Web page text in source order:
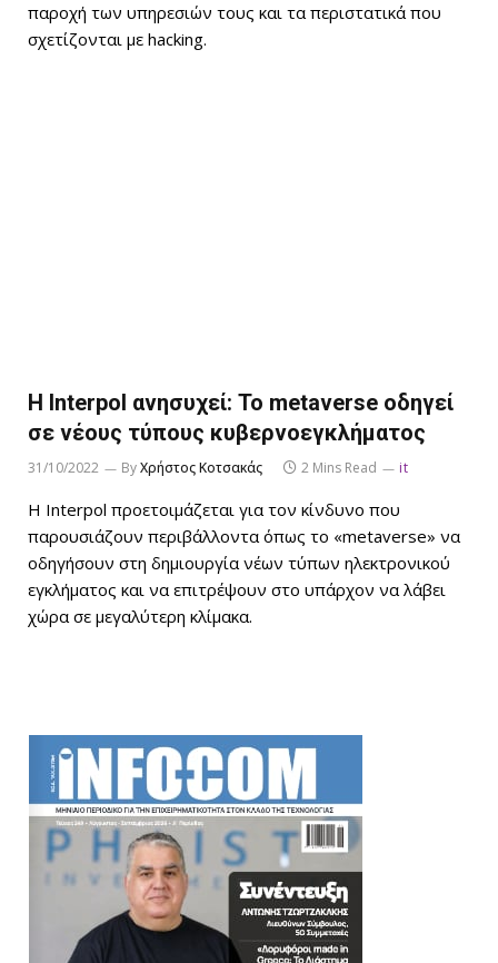
παροχή των υπηρεσιών τους και τα περιστατικά που
σχετίζονται με hacking.
Η Interpol ανησυχεί: Το metaverse οδηγεί
σε νέους τύπους κυβερνοεγκλήματος
31/10/2022 ByΧρήστος Κοτσακάς 2 Mins Read it
Η Interpol προετοιμάζεται για τον κίνδυνο που
παρουσιάζουν περιβάλλοντα όπως το «metaverse» να
οδηγήσουν στη δημιουργία νέων τύπων ηλεκτρονικού
εγκλήματος και να επιτρέψουν στο υπάρχον να λάβει
χώρα σε μεγαλύτερη κλίμακα.